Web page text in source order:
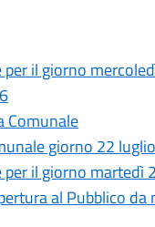
il giorno
Comunale
giorno 22
il giorno
al Pubblico